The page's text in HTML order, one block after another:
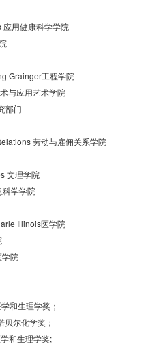
用健康科学学院
Grainger工程学院
与应用艺术学院
部门
劳动与雇佣关系学院
文理学院
学学院
Illinois医学院
院
和生理学奖；
尔化学奖；
和生理学奖;